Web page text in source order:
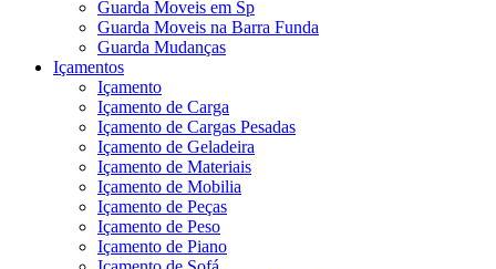
Guarda Moveis em Sp
Guarda Moveis na Barra Funda
Guarda Mudanças
Içamentos
Içamento
Içamento de Carga
Içamento de Cargas Pesadas
Içamento de Geladeira
Içamento de Materiais
Içamento de Mobilia
Içamento de Peças
Içamento de Peso
Içamento de Piano